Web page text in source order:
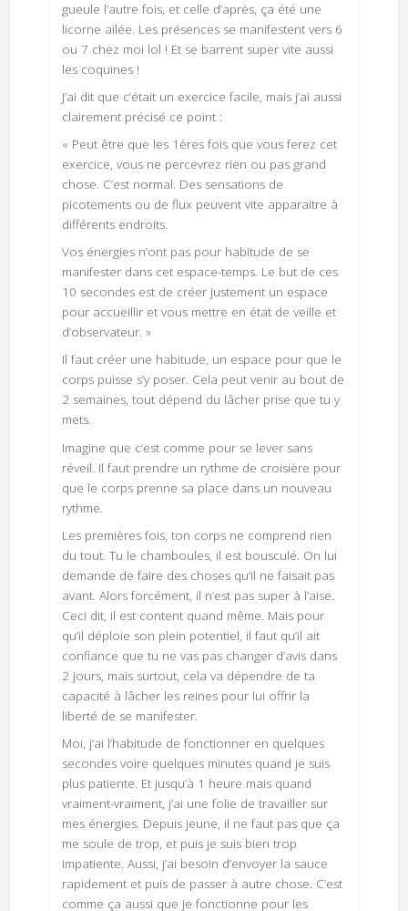
gueule l’autre fois, et celle d’après, ça été une
licorne ailée. Les présences se manifestent vers 6
ou 7 chez moi lol ! Et se barrent super vite aussi
les coquines !
J’ai dit que c’était un exercice facile, mais j’ai aussi
clairement précisé ce point :
« Peut être que les 1ères fois que vous ferez cet
exercice, vous ne percevrez rien ou pas grand
chose. C’est normal. Des sensations de
picotements ou de flux peuvent vite apparaitre à
différents endroits.
Vos énergies n’ont pas pour habitude de se
manifester dans cet espace-temps. Le but de ces
10 secondes est de créer justement un espace
pour accueillir et vous mettre en état de veille et
d’observateur. »
Il faut créer une habitude, un espace pour que le
corps puisse s’y poser. Cela peut venir au bout de
2 semaines, tout dépend du lâcher prise que tu y
mets.
Imagine que c’est comme pour se lever sans
réveil. Il faut prendre un rythme de croisière pour
que le corps prenne sa place dans un nouveau
rythme.
Les premières fois, ton corps ne comprend rien
du tout. Tu le chamboules, il est bousculé. On lui
demande de faire des choses qu’il ne faisait pas
avant. Alors forcément, il n’est pas super à l’aise.
Ceci dit, il est content quand même. Mais pour
qu’il déploie son plein potentiel, il faut qu’il ait
confiance que tu ne vas pas changer d’avis dans
2 jours, mais surtout, cela va dépendre de ta
capacité à lâcher les reines pour lui offrir la
liberté de se manifester.
Moi, j’ai l’habitude de fonctionner en quelques
secondes voire quelques minutes quand je suis
plus patiente. Et jusqu’à 1 heure mais quand
vraiment-vraiment, j’ai une folie de travailler sur
mes énergies. Depuis jeune, il ne faut pas que ça
me soule de trop, et puis je suis bien trop
impatiente. Aussi, j’ai besoin d’envoyer la sauce
rapidement et puis de passer à autre chose. C’est
comme ça aussi que je fonctionne pour les